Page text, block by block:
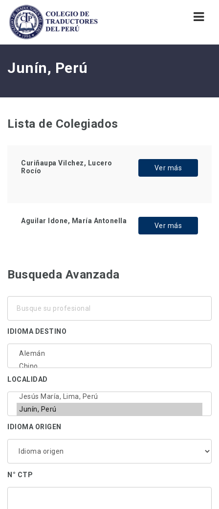
Junín, Perú
Lista de Colegiados
Curiñaupa Vilchez, Lucero
Rocío
Ver más
Aguilar Idone, María Antonella
Ver más
Busqueda Avanzada
profesional
IDIOMA DESTINO
LOCALIDAD
IDIOMA ORIGEN
N° CTP